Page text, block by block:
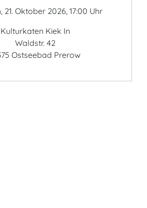
21. Oktober 2026, 17:00 Uhr
Kulturkaten Kiek In
Waldstr. 42
Ostseebad Prerow